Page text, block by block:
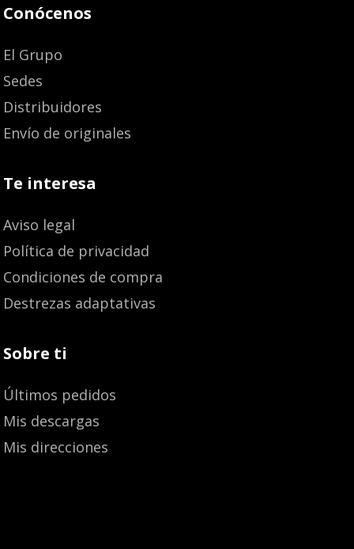
Conócenos
El Grupo
Sedes
Distribuidores
Envío de originales
Te interesa
Aviso legal
Política de privacidad
Condiciones de compra
Destrezas adaptativas
Sobre ti
Últimos pedidos
Mis descargas
Mis direcciones